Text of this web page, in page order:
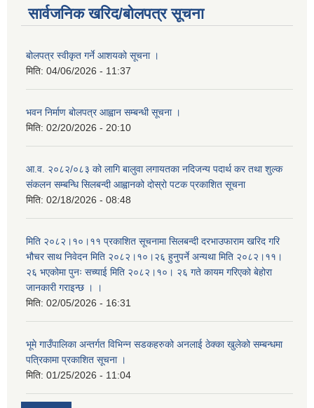
सार्वजनिक खरिद/बोलपत्र सूचना
बोलपत्र स्वीकृत गर्ने आशयको सूचना ।
मिति: 04/06/2026 - 11:37
भवन निर्माण बोलपत्र आह्वान सम्बन्धी सूचना ।
मिति: 02/20/2026 - 20:10
आ.व. २०८२/०८३ को लागि बालुवा लगायतका नदिजन्य पदार्थ कर तथा शुल्क
संकलन सम्बन्धि सिलबन्दी आह्वानको दोस्रो पटक प्रकाशित सूचना
मिति: 02/18/2026 - 08:48
मिति २०८२।१०।११ प्रकाशित सूचनामा सिलबन्दी दरभाउफाराम खरिद गरि
भौचर साथ निवेदन मिति २०८२।१०।२६ हुनुपर्ने अन्यथा मिति २०८२।११।
२६ भएकोमा पुनः सच्याई मिति २०८२।१०। २६ गते कायम गरिएको बेहोरा
जानकारी गराइन्छ । ।
मिति: 02/05/2026 - 16:31
भूमे गाउँपालिका अन्तर्गत विभिन्न सडकहरुको अनलाई ठेक्का खुलेको सम्बन्धमा
पत्रिकामा प्रकाशित सूचना ।
मिति: 01/25/2026 - 11:04